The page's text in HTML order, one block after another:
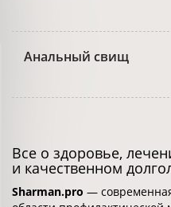
Анальный свищ
Все о здоровье,
и качественном
Sharman.pro —